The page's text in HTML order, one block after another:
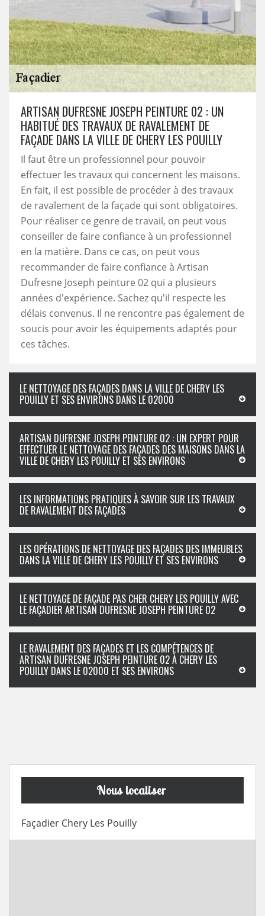
ARTISAN DUFRESNE JOSEPH PEINTURE 02 : UN
HABITUÉ DES TRAVAUX DE RAVALEMENT DE
FAÇADE DANS LA VILLE DE CHERY LES POUILLY
Il faut être un professionnel pour pouvoir
effectuer les travaux qui concernent les maisons.
En fait, il est possible de procéder à des travaux
de ravalement de la façade qui sont obligatoires.
Pour réaliser ce genre de travail, on peut vous
conseiller de faire confiance à un professionnel
en la matière. Dans ce cas, on peut vous
recommander de faire confiance à Artisan
Dufresne Joseph peinture 02 qui a plusieurs
années d'expérience. Sachez qu'il respecte les
délais convenus. Il ne rencontre pas également de
soucis pour avoir les équipements adaptés pour
ces tâches.
LE NETTOYAGE DES FAÇADES DANS LA VILLE DE CHERY LES
POUILLY ET SES ENVIRONS DANS LE 02000
ARTISAN DUFRESNE JOSEPH PEINTURE 02 : UN EXPERT POUR
EFFECTUER LE NETTOYAGE DES FAÇADES DES MAISONS DANS LA
VILLE DE CHERY LES POUILLY ET SES ENVIRONS
LES INFORMATIONS PRATIQUES À SAVOIR SUR LES TRAVAUX
DE RAVALEMENT DES FAÇADES
LES OPÉRATIONS DE NETTOYAGE DES FAÇADES DES IMMEUBLES
DANS LA VILLE DE CHERY LES POUILLY ET SES ENVIRONS
LE NETTOYAGE DE FAÇADE PAS CHER CHERY LES POUILLY AVEC
LE FAÇADIER ARTISAN DUFRESNE JOSEPH PEINTURE 02
LE RAVALEMENT DES FAÇADES ET LES COMPÉTENCES DE
ARTISAN DUFRESNE JOSEPH PEINTURE 02 À CHERY LES
POUILLY DANS LE 02000 ET SES ENVIRONS
Nous localiser
Façadier Chery Les Pouilly